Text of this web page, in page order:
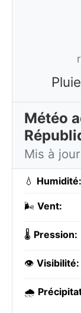
Météo
Mis à
💧 Humidité:
🌬️ Vent:
🌡️ Pression:
👁️ Visibilité:
🌧️